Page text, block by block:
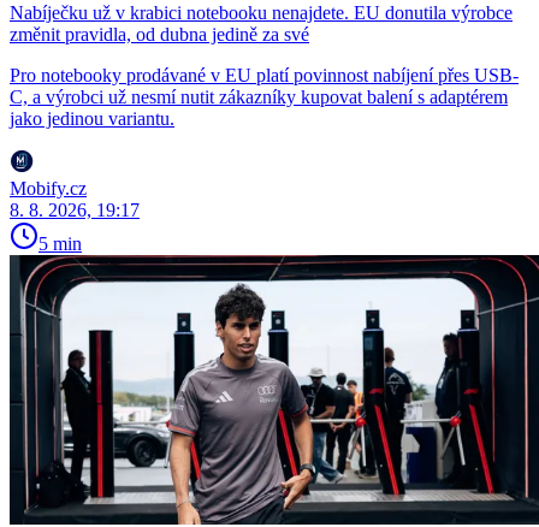
Nabíječku už v krabici notebooku nenajdete. EU donutila výrobce
změnit pravidla, od dubna jedině za své
Pro notebooky prodávané v EU platí povinnost nabíjení přes USB-
C, a výrobci už nesmí nutit zákazníky kupovat balení s adaptérem
jako jedinou variantu.
Mobify.cz
8. 8. 2026, 19:17
5 min